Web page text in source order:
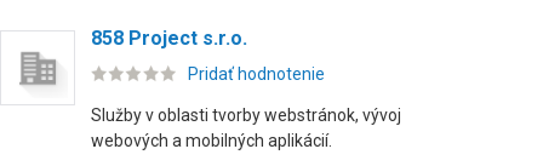
858 Project s.r.o.
Pridať hodnotenie
Služby v oblasti tvorby webstránok, vývoj
webových a mobilných aplikácií.